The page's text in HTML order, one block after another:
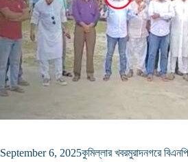
September 6, 2025কুমিল্লার খবরমুরাদনগরে